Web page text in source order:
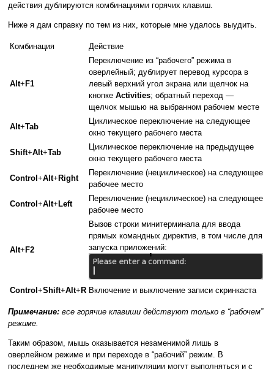
действия дублируются комбинациями горячих клавиш.
Ниже я дам справку по тем из них, которые мне удалось выудить.
Комбинация Действие
Alt+ F1
Переключение из “рабочего” режима в
оверлейный; дублирует перевод курсора в
левый верхний угол экрана или щелчок на
кнопке Activities; обратный переход —
щелчок мышью на выбранном рабочем месте
Alt+Tab
Циклическое переключение на следующее
окно текущего рабочего места
Shift+Alt+Tab
Циклическое переключение на предыдущее
окно текущего рабочего места
Control +Alt+ Right
Переключение (нециклическое) на следующее
рабочее место
Control +Alt+ Left
Переключение (нециклическое) на следующее
рабочее место
Alt+ F2
Вызов строки минитерминала для ввода
прямых командных директив, в том числе для
запуска приложений:
Control +Shift+Alt+ R Включение и выключение записи скринкаста
Примечание: все горячие клавиши действуют только в “рабочем”
режиме.
Таким образом, мышь оказывается незаменимой лишь в
оверлейном режиме и при переходе в “рабочий” режим. В
последнем же необходимые манипуляции могут выполняться и с